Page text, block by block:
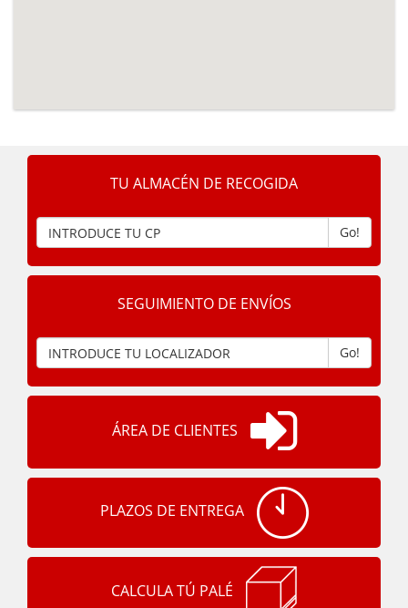
TU ALMACÉN DE RECOGIDA
Go!
SEGUIMIENTO DE ENVÍOS
Go!
ÁREA DE CLIENTES
PLAZOS DE ENTREGA
CALCULA TÚ PALÉ